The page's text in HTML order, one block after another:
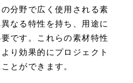
分野で広く使用される素
なる特性を持ち、用途に
です。これらの素材特性
り効果的にプロジェクト
とができます。